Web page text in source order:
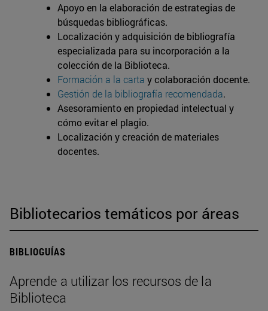
Apoyo en la elaboración de estrategias de
búsquedas bibliográficas.
Localización y adquisición de bibliografía
especializada para su incorporación a la
colección de la Biblioteca.
Formación a la carta y colaboración docente.
Gestión de la bibliografía recomendada.
Asesoramiento en propiedad intelectual y
cómo evitar el plagio.
Localización y creación de materiales
docentes.
Bibliotecarios temáticos por áreas
BIBLIOGUÍAS
Aprende a utilizar los recursos de la
Biblioteca